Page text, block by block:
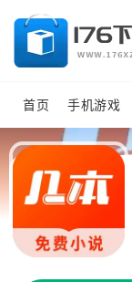
首页 手机游戏